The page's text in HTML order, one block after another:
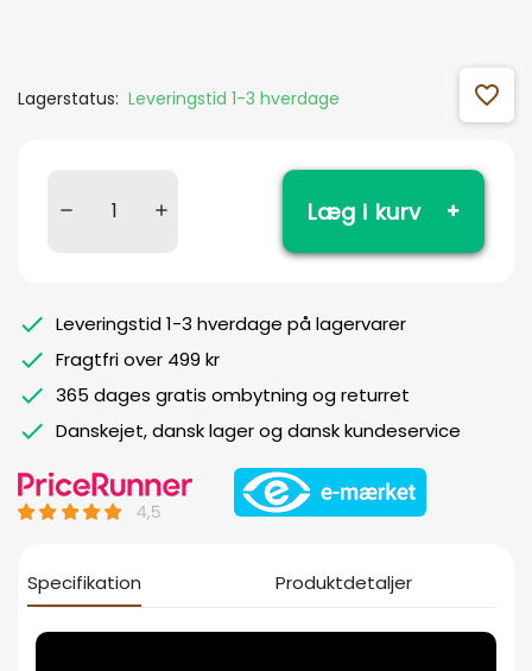
Lagerstatus: Leveringstid 1-3 hverdage favorite_outline
Læg i kurv
Leveringstid 1-3 hverdage på lagervarer
Fragtfri over 499 kr
365 dages gratis ombytning og returret
Danskejet, dansk lager og dansk kundeservice
Specifikation Produktdetaljer